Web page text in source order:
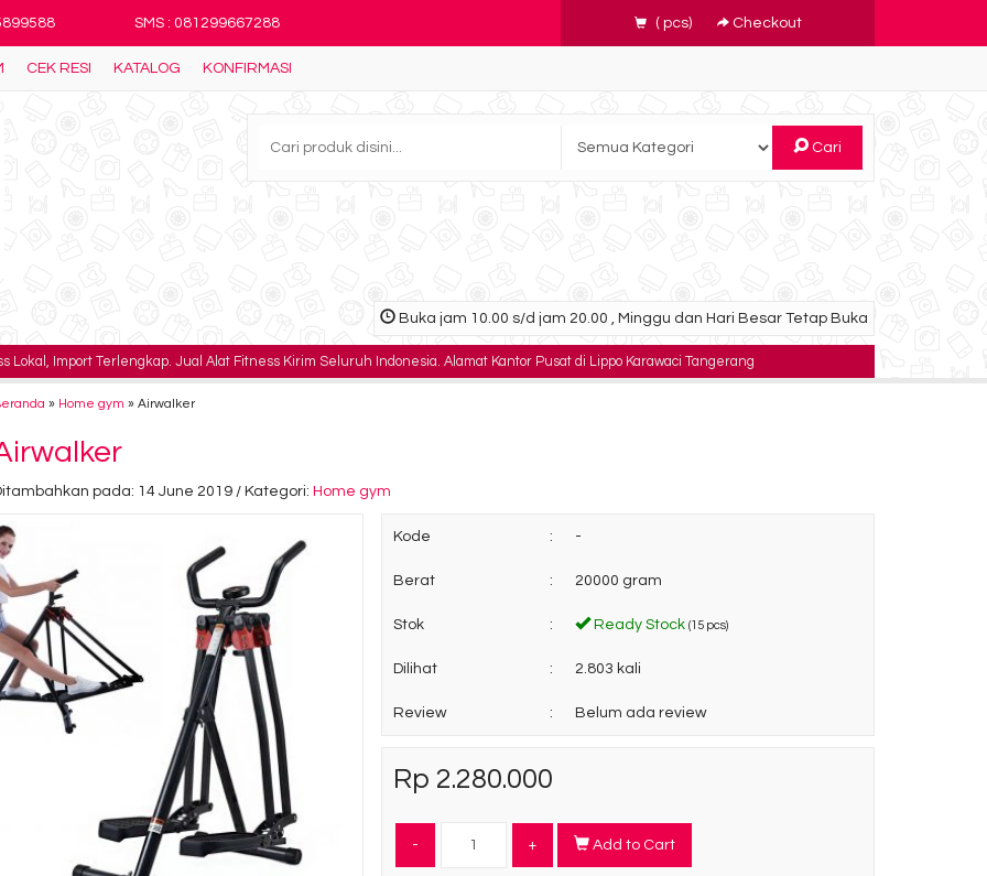
SMS : 081299667288 ( pcs) Checkout
CEK RESI KATALOG KONFIRMASI
Cari
Buka jam 10.00 s/d jam 20.00 , Minggu dan Hari Besar Tetap Buka
Lokal, Import Terlengkap. Jual Alat Fitness Kirim Seluruh Indonesia. Alamat Kantor Pusat di Lippo Karawaci Tangerang
» Home gym »Airwalker
pada: 14 June 2019 / Kategori: Home gym
Kode : -
Berat : 20000 gram
Stok : Ready Stock (15 pcs)
Dilihat : 2.803 kali
Review : Belum ada review
Rp 2.280.000
- + Add to Cart